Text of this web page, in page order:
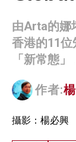
由Arta的娜
香港的11
「新常態
作者:
攝影：楊必興